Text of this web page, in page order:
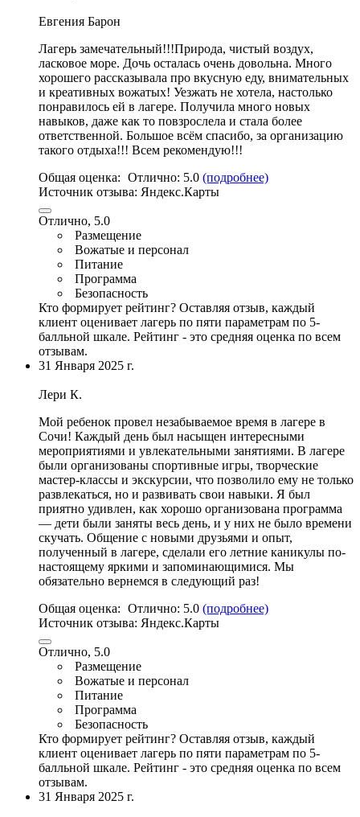
Евгения Барон
Лагерь замечательный!!!Природа, чистый воздух,
ласковое море. Дочь осталась очень довольна. Много
хорошего рассказывала про вкусную еду, внимательных
и креативных вожатых! Уезжать не хотела, настолько
понравилось ей в лагере. Получила много новых
навыков, даже как то повзрослела и стала более
ответственной. Большое всём спасибо, за организацию
такого отдыха!!! Всем рекомендую!!!
Общая оценка: Отлично: 5.0 (подробнее)
Источник отзыва: Яндекс.Карты
Отлично, 5.0
Размещение
Вожатые и персонал
Питание
Программа
Безопасность
Кто формирует рейтинг? Оставляя отзыв, каждый
клиент оценивает лагерь по пяти параметрам по 5-
балльной шкале. Рейтинг - это средняя оценка по всем
отзывам.
31 Января 2025 г.
Лери К.
Мой ребенок провел незабываемое время в лагере в
Сочи! Каждый день был насыщен интересными
мероприятиями и увлекательными занятиями. В лагере
были организованы спортивные игры, творческие
мастер-классы и экскурсии, что позволило ему не только
развлекаться, но и развивать свои навыки. Я был
приятно удивлен, как хорошо организована программа
— дети были заняты весь день, и у них не было времени
скучать. Общение с новыми друзьями и опыт,
полученный в лагере, сделали его летние каникулы по-
настоящему яркими и запоминающимися. Мы
обязательно вернемся в следующий раз!
Общая оценка: Отлично: 5.0 (подробнее)
Источник отзыва: Яндекс.Карты
Отлично, 5.0
Размещение
Вожатые и персонал
Питание
Программа
Безопасность
Кто формирует рейтинг? Оставляя отзыв, каждый
клиент оценивает лагерь по пяти параметрам по 5-
балльной шкале. Рейтинг - это средняя оценка по всем
отзывам.
31 Января 2025 г.